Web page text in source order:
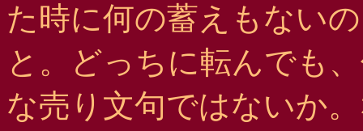
た時に何の蓄えもない
と。どっちに転んでも
な売り文句ではないか